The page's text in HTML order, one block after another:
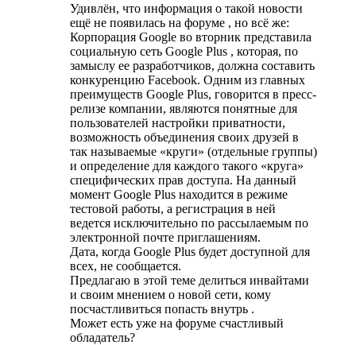
Удивлён, что информация о такой новости
ещё не появилась на форуме , но всё же:
Корпорация Google во вторник представила
социальную сеть Google Plus , которая, по
замыслу ее разработчиков, должна составить
конкуренцию Facebook. Одним из главных
преимуществ Google Plus, говорится в пресс-
релизе компании, являются понятные для
пользователей настройки приватности,
возможность объединения своих друзей в
так называемые «круги» (отдельные группы)
и определение для каждого такого «круга»
специфических прав доступа. На данный
момент Google Plus находится в режиме
тестовой работы, а регистрация в ней
ведется исключительно по рассылаемым по
электронной почте приглашениям.
Дата, когда Google Plus будет доступной для
всех, не сообщается.
Предлагаю в этой теме делиться инвайтами
и своим мнением о новой сети, кому
посчастливиться попасть внутрь .
Может есть уже на форуме счастливый
обладатель?